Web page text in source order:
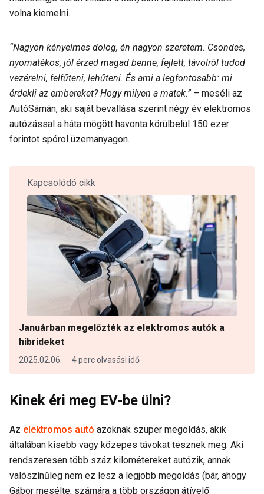
volna kiemelni.
“Nagyon kényelmes dolog, én nagyon szeretem. Csöndes,
nyomatékos, jól érzed magad benne, fejlett, távolról tudod
vezérelni, felfűteni, lehűteni. És ami a legfontosabb: mi
érdekli az embereket? Hogy milyen a matek.” – meséli az
AutóSámán, aki saját bevallása szerint négy év elektromos
autózással a háta mögött havonta körülbelül 150 ezer
forintot spórol üzemanyagon.
Kapcsolódó cikk
Januárban megelőzték az elektromos autók a
hibrideket
2025.02.06. 4 perc olvasási idő
Kinek éri meg EV-be ülni?
Az elektromos autó azoknak szuper megoldás, akik
általában kisebb vagy közepes távokat tesznek meg. Aki
rendszeresen több száz kilométereket autózik, annak
valószínűleg nem ez lesz a legjobb megoldás (bár, ahogy
Gábor mesélte, számára a több országon átívelő